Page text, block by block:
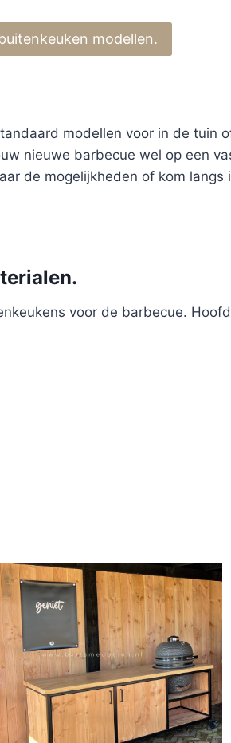
modellen.
modellen voor in de tuin
nieuwe barbecue wel op een
de mogelijkheden of kom langs
voor de barbecue.